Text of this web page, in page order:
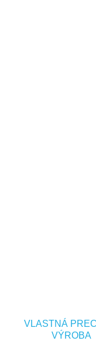
VLASTNÁ
VÝROBA